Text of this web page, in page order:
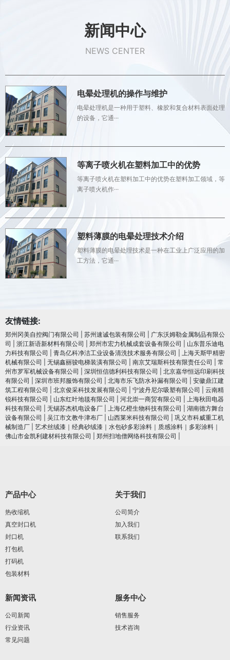
新闻中心
NEWS CENTER
电晕处理机的操作与维护
电晕处理机是一种用于塑料、橡胶和复合材料表面处理
的设备，它通···
等离子喷火机在塑料加工中的优势
等离子喷火机在塑料加工中的优势在塑料加工领域，等
离子喷火机作···
塑料薄膜的电晕处理技术介绍
塑料薄膜的电晕处理技术是一种在工业上广泛应用的加
工方法，它通···
友情链接:
郑州冈美自控阀门有限公司 苏州速诚包装有限公司
广东沃姆勒金属制品有限公
司
浙江新语新材料有限公司 郑州市宏力机械成套设备有限公司
山东普乐迪电
力科技有限公司
青岛亿科净洁工业设备清洗技术服务有限公司
上海天斯甲精密
机械有限公司
无锡鑫丽骏电梯装潢有限公司 南京艾瑞斯科技有限责任公司
常
州市罗军机械设备有限公司
深圳恒信德利科技有限公司
北京嘉华恒远印刷科技
有限公司
深圳市班邦服饰有限公司 北海市乐飞防水补漏有限公司
安徽鼎江建
筑工程有限公司
北京俊采科技发展有限公司 宁波丹尼尔吸塑有限公司
云南精
锐科技有限公司
山东红叶地毯有限公司 河北崇一商贸有限公司
上海秋田电器
科技有限公司
无锡苏杰机电设备厂 上海亿橙生物科技有限公司
湖南德方舞台
设备有限公司
吴江市文教牛津布厂 山西莱米科技有限公司
巩义市科威重工机
械制造厂
艺术丝绒漆｜经典砂绒漆｜水包砂多彩涂料｜质感涂料｜多彩涂料｜
佛山市金凯利建材科技有限公司
郑州扫地僧网络科技有限公司
产品中心
热收缩机
真空封口机
封口机
打包机
打码机
包装材料
关于我们
公司简介
加入我们
联系我们
新闻资讯
公司新闻
行业资讯
常见问题
服务中心
销售服务
技术咨询